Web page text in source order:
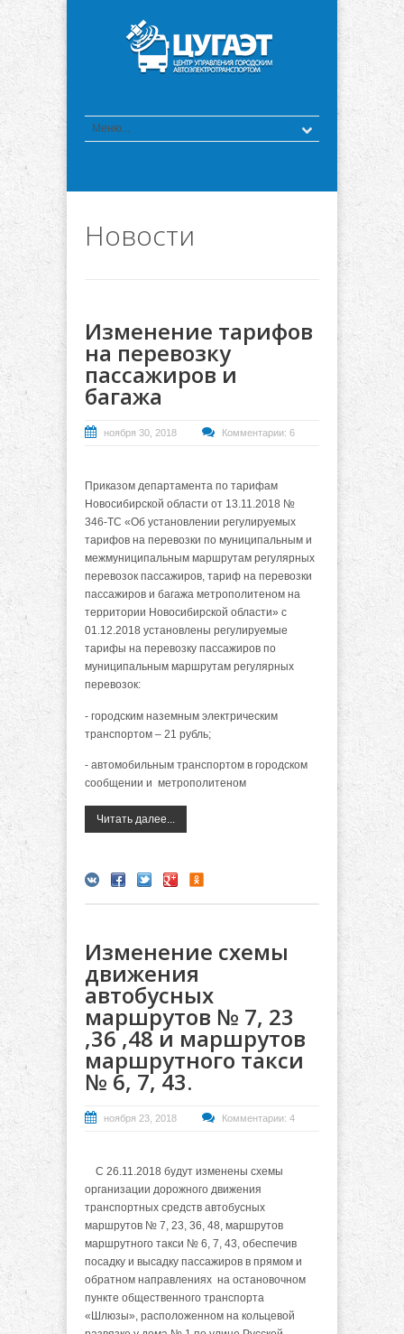
Новости
Изменение тарифов
на перевозку
пассажиров и
багажа
ноября 30, 2018 Комментарии: 6
Приказом департамента по тарифам
Новосибирской области от 13.11.2018 №
346-ТС «Об установлении регулируемых
тарифов на перевозки по муниципальным и
межмуниципальным маршрутам регулярных
перевозок пассажиров, тариф на перевозки
пассажиров и багажа метрополитеном на
территории Новосибирской области» с
01.12.2018 установлены регулируемые
тарифы на перевозку пассажиров по
муниципальным маршрутам регулярных
перевозок:
- городским наземным электрическим
транспортом – 21 рубль;
- автомобильным транспортом в городском
сообщении и метрополитеном
Читать далее...
Изменение схемы
движения
автобусных
маршрутов № 7, 23
,36 ,48 и маршрутов
маршрутного такси
№ 6, 7, 43.
ноября 23, 2018 Комментарии: 4
С 26.11.2018 будут изменены схемы
организации дорожного движения
транспортных средств автобусных
маршрутов № 7, 23, 36, 48, маршрутов
маршрутного такси № 6, 7, 43, обеспечив
посадку и высадку пассажиров в прямом и
обратном направлениях на остановочном
пункте общественного транспорта
«Шлюзы», расположенном на кольцевой